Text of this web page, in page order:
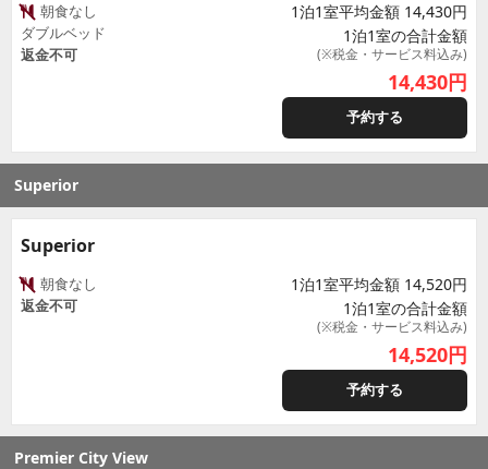
朝食なし
ダブルベッド
返金不可
1泊1室平均金額 14,430円
1泊1室の合計金額
(※税金・サービス料込み)
14,430円
予約する
Superior
Superior
朝食なし
返金不可
1泊1室平均金額 14,520円
1泊1室の合計金額
(※税金・サービス料込み)
14,520円
予約する
Premier City View